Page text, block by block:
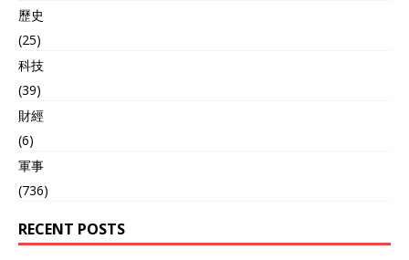
歷史
(25)
科技
(39)
財經
(6)
軍事
(736)
RECENT POSTS